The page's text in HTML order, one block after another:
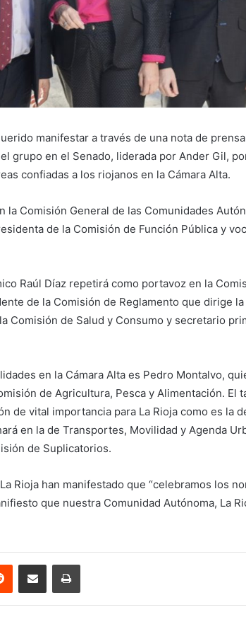
manifestar a través de una nota de
grupo en el Senado, liderada por Ander Gil,
confiadas a los riojanos en la Cámara Alta.
la Comisión General de las Comunidades
de la Comisión de Función Pública y
Raúl Díaz repetirá como portavoz en la
de la Comisión de Reglamento que dirige
Comisión de Salud y Consumo y secretario
en la Cámara Alta es Pedro Montalvo,
de Agricultura, Pesca y Alimentación. El
de vital importancia para La Rioja como es la
en la de Transportes, Movilidad y Agenda
de Suplicatorios.
Rioja han manifestado que “celebramos los
que nuestra Comunidad Autónoma, La